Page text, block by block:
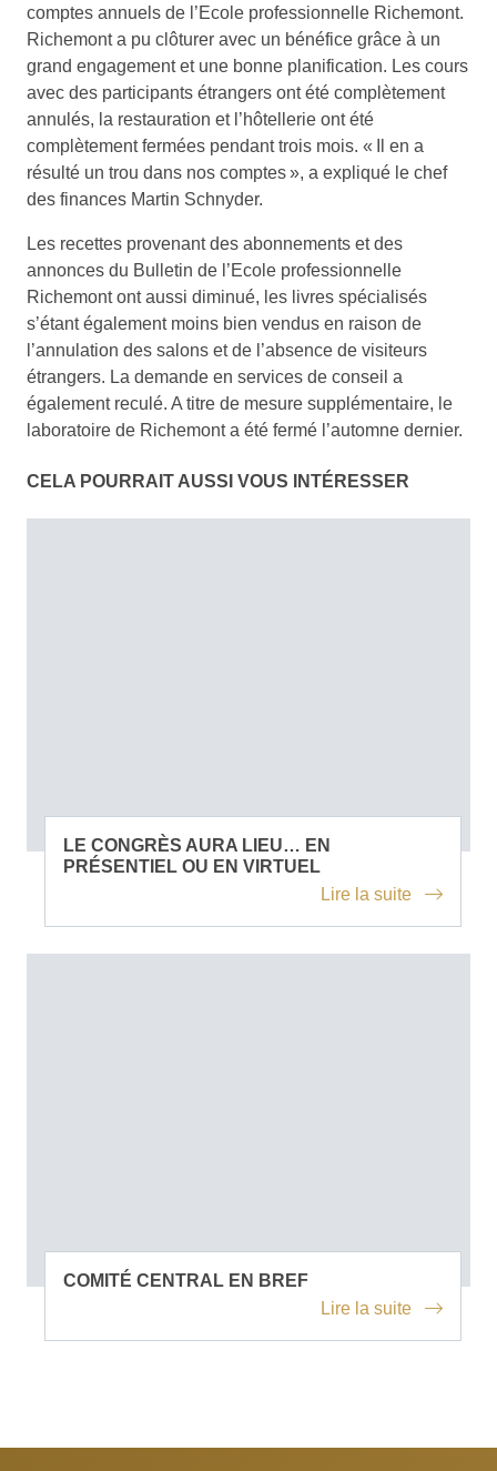
comptes annuels de l’Ecole professionnelle Richemont.
Richemont a pu clôturer avec un bénéfice grâce à un
grand engagement et une bonne planification. Les cours
avec des participants étrangers ont été complètement
annulés, la restauration et l’hôtellerie ont été
complètement fermées pendant trois mois. « Il en a
résulté un trou dans nos comptes », a expliqué le chef
des finances Martin Schnyder.
Les recettes provenant des abonnements et des
annonces du Bulletin de l’Ecole professionnelle
Richemont ont aussi diminué, les livres spécialisés
s’étant également moins bien vendus en raison de
l’annulation des salons et de l’absence de visiteurs
étrangers. La demande en services de conseil a
également reculé. A titre de mesure supplémentaire, le
laboratoire de Richemont a été fermé l’automne dernier.
CELA POURRAIT AUSSI VOUS INTÉRESSER
LE CONGRÈS AURA LIEU… EN
PRÉSENTIEL OU EN VIRTUEL
Lire la suite
COMITÉ CENTRAL EN BREF
Lire la suite